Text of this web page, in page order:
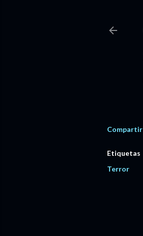
Compartir
Etiquetas
Terror